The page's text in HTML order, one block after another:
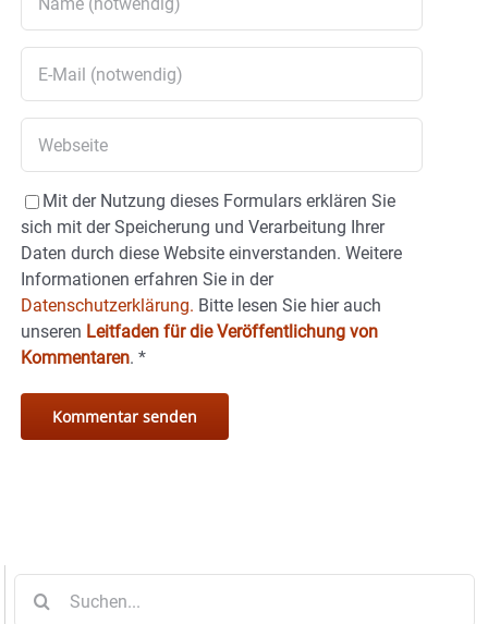
Mit der Nutzung dieses Formulars erklären Sie
sich mit der Speicherung und Verarbeitung Ihrer
Daten durch diese Website einverstanden. Weitere
Informationen erfahren Sie in der
Datenschutzerklärung. Bitte lesen Sie hier auch
unseren Leitfaden für die Veröffentlichung von
Kommentaren. *
nach: